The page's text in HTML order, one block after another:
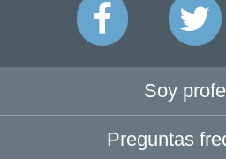
Soy
Preguntas